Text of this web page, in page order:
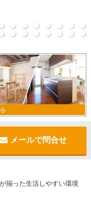
メールで問合せ
揃った生活しやすい環境